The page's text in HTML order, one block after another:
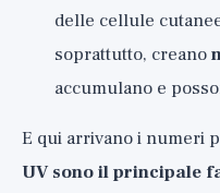
delle cellule
soprattutto, creano
accumulano e
E qui arrivano i numeri
UV sono il principale